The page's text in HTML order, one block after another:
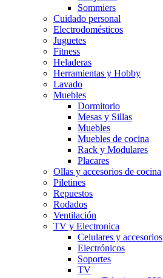
Sommiers
Cuidado personal
Electrodomésticos
Juguetes
Fitness
Heladeras
Herramientas y Hobby
Lavado
Muebles
Dormitorio
Mesas y Sillas
Muebles
Muebles de cocina
Rack y Modulares
Placares
Ollas y accesorios de cocina
Piletines
Repuestos
Rodados
Ventilación
TV y Electronica
Celulares y accesorios
Electrónicos
Soportes
TV